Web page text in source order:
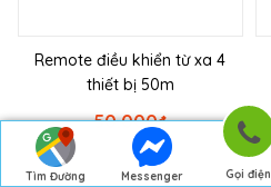
Tìm Đường
Messenger Gọi điện
Remote điều khiển từ xa 4
thiết bị 50m
₫
50.000